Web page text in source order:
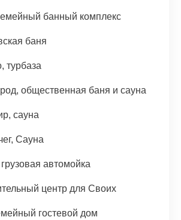
банный комплекс
баня
турбаза
общественная баня и сауна
сауна
Сауна
автомойка
центр для Своих
гостевой дом